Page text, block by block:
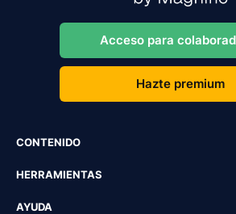
Acceso para
Hazte premium
CONTENIDO
HERRAMIENTAS
AYUDA